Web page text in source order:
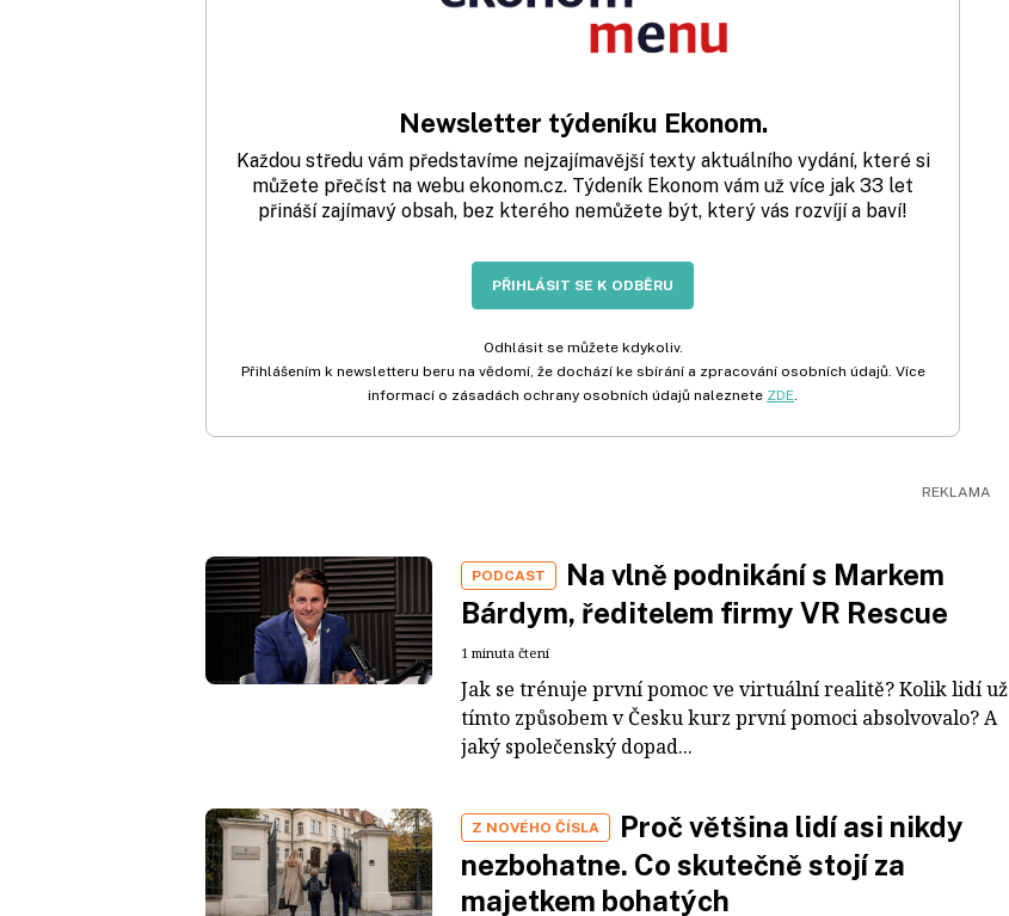
Newsletter týdeníku Ekonom.
Každou středu vám představíme nejzajímavější texty aktuálního vydání, které si
můžete přečíst na webu ekonom.cz. Týdeník Ekonom vám už více jak 33 let
přináší zajímavý obsah, bez kterého nemůžete být, který vás rozvíjí a baví!
PŘIHLÁSIT SE K ODBĚRU
Odhlásit se můžete kdykoliv.
Přihlášením k newsletteru beru na vědomí, že dochází ke sbírání a zpracování osobních údajů. Více
informací o zásadách ochrany osobních údajů naleznete ZDE
PODCAST
Na vlně podnikání s Markem
Bárdym, ředitelem firmy VR Rescue
1 minuta čtení
Jak se trénuje první pomoc ve virtuální realitě? Kolik lidí už
tímto způsobem v Česku kurz první pomoci absolvovalo? A
jaký společenský dopad...
Z NOVÉHO ČÍSLA
Proč většina lidí asi nikdy
nezbohatne. Co skutečně stojí za
majetkem bohatých